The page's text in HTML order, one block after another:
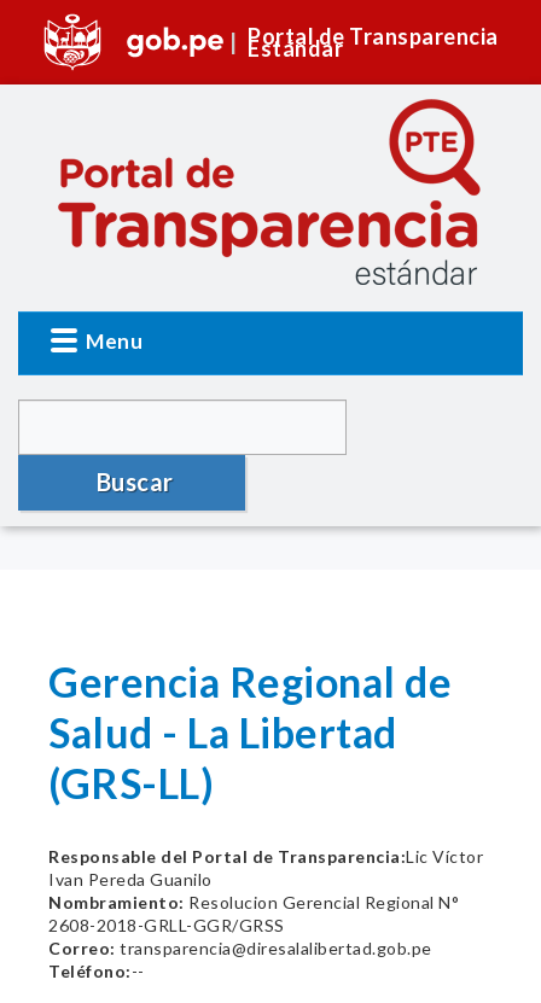
Portal de Transparencia
Estándar
Menu
Buscar
Gerencia Regional de
Salud - La Libertad
(GRS-LL)
Responsable del Portal de Transparencia:Lic Víctor
Ivan Pereda Guanilo
Nombramiento: Resolucion Gerencial Regional N°
2608-2018-GRLL-GGR/GRSS
Correo: transparencia@diresalalibertad.gob.pe
Teléfono:--